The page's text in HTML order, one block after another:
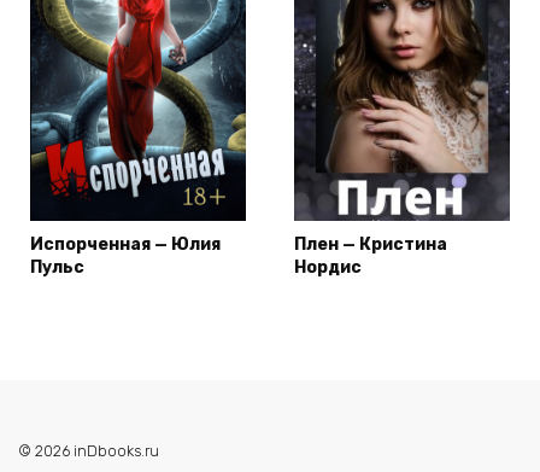
Испорченная — Юлия
Пульс
Плен — Кристина
Нордис
© 2026 inDbooks.ru